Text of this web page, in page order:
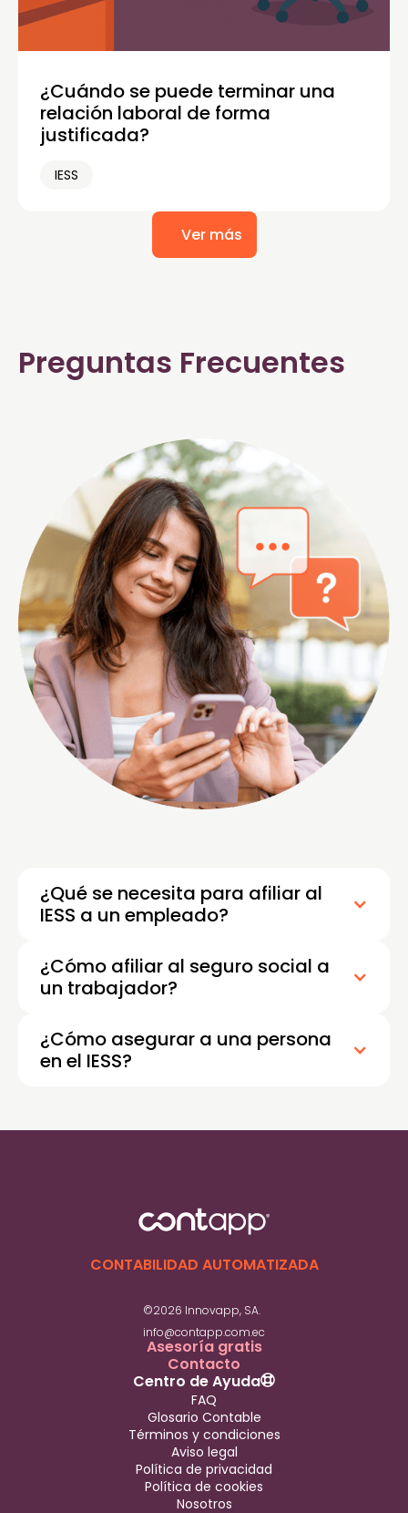
¿Cuándo se puede terminar una
relación laboral de forma
justificada?
IESS
Ver más
Preguntas Frecuentes
¿Qué se necesita para afiliar al
IESS a un empleado?
¿Cómo afiliar al seguro social a
un trabajador?
¿Cómo asegurar a una persona
en el IESS?
trabajador bajo relación de dependencia.
CONTABILIDAD AUTOMATIZADA
©2026 Innovapp, SA.
info@contapp.com.ec
Asesoría gratis
Contacto
Centro de Ayuda
FAQ
Glosario Contable
Términos y condiciones
Aviso legal
Política de privacidad
Política de cookies
Nosotros